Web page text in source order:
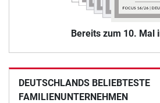
Bereits zum 10. Mal
DEUTSCHLANDS BELIEBTESTE
FAMILIENUNTERNEHMEN